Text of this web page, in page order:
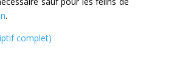
.
complet)